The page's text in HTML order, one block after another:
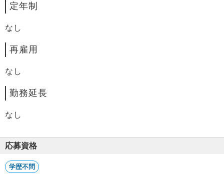
定年制
なし
再雇用
なし
勤務延長
なし
応募資格
学歴不問